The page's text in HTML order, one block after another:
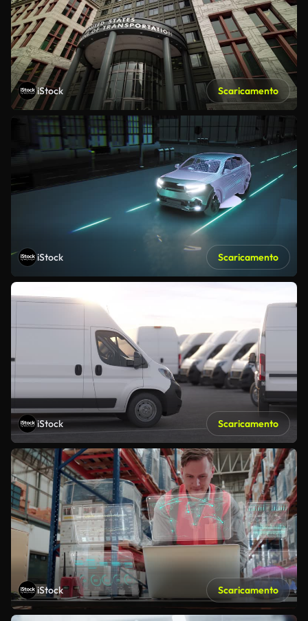
iStock Scaricamento
iStock Scaricamento
iStock Scaricamento
iStock Scaricamento